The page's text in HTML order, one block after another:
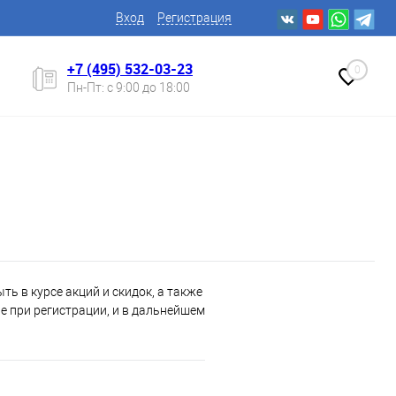
Вход Регистрация
+7 (495) 532-03-23
Пн-Пт: с 9:00 до 18:00
0
в курсе акций и скидок, а также
при регистрации, и в дальнейшем